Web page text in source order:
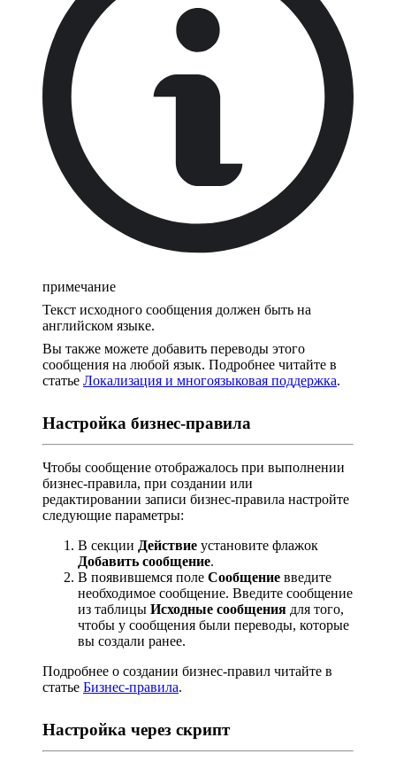
примечание
Текст исходного сообщения должен быть на
английском языке.
Вы также можете добавить переводы этого
сообщения на любой язык. Подробнее читайте в
статье Локализация и многоязыковая поддержка.
Настройка бизнес-правила
Чтобы сообщение отображалось при выполнении
бизнес-правила, при создании или
редактировании записи бизнес-правила настройте
следующие параметры:
В секции Действие установите флажок
Добавить сообщение.
В появившемся поле Сообщение введите
необходимое сообщение. Введите сообщение
из таблицы Исходные сообщения для того,
чтобы у сообщения были переводы, которые
вы создали ранее.
Подробнее о создании бизнес-правил читайте в
статье Бизнес-правила.
Настройка через скрипт